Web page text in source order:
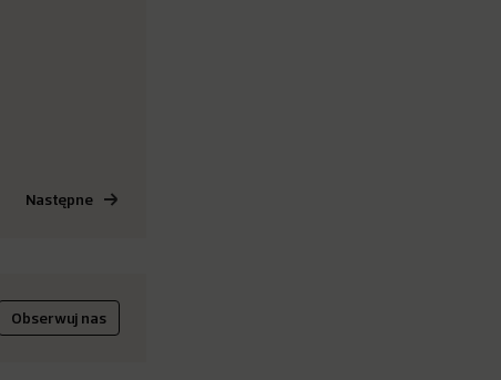
Następne
Obserwuj nas